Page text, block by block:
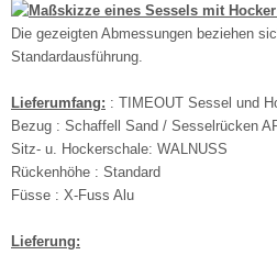
Die gezeigten Abmessungen beziehen
Standardausführung.
Lieferumfang: : TIMEOUT Sessel und
Bezug : Schaffell Sand / Sesselrücken
Sitz- u. Hockerschale: WALNUSS
Rückenhöhe : Standard
Füsse : X-Fuss Alu
Lieferung: